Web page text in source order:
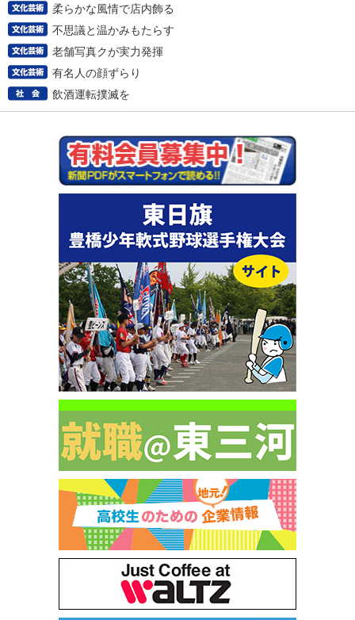
柔らかな風情で店内飾る
不思議と温かみもたらす
老舗写真クが実力発揮
有名人の顔ずらり
飲酒運転撲滅を